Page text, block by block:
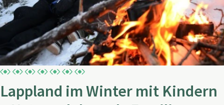
Lappland im Winter mit Kindern